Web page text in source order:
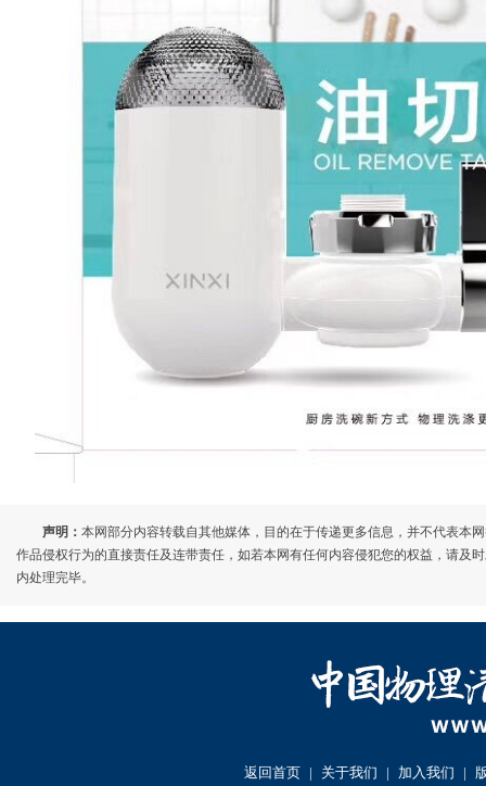
声明： 本网部分内容转载自其他媒体，目的在于传递更多信息，并不代表本
作品侵权行为的直接责任及连带责任，如若本网有任何内容侵犯您的权益，请及时
内处理完毕。
返回首页 | 关于我们 | 加入我们 |